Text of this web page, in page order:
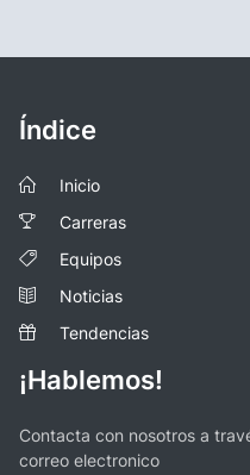
Índice
Inicio
Carreras
Equipos
Noticias
Tendencias
¡Hablemos!
Contacta con nosotros a
correo electronico